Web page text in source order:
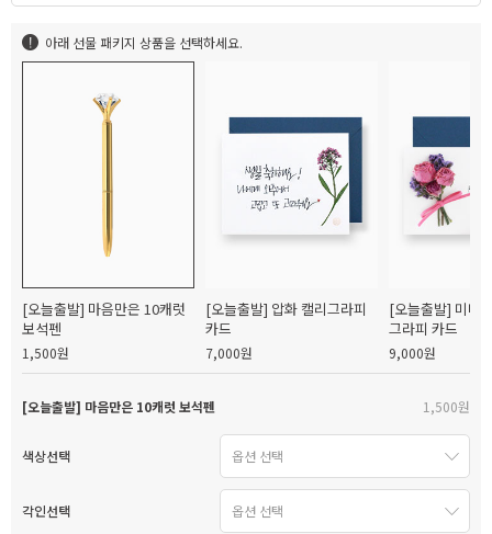
아래 선물 패키지 상품을 선택하세요.
[오늘출발] 마음만은 10캐럿
보석펜
1,500원
[오늘출발] 압화 캘리그라피
카드
7,000원
[오늘출발] 미니
그라피 카드
9,000원
[오늘출발] 마음만은 10캐럿 보석펜 1,500원
색상선택
각인선택